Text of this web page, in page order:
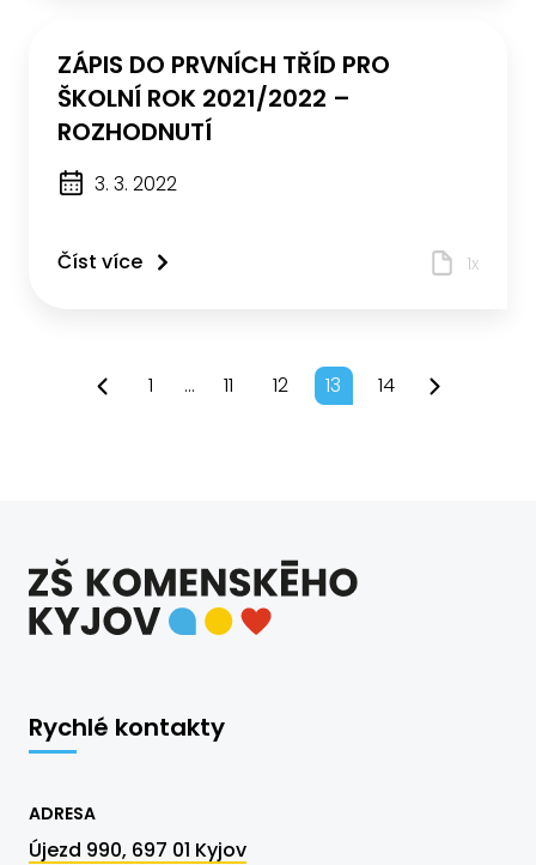
ZÁPIS DO PRVNÍCH TŘÍD PRO
ŠKOLNÍ ROK 2021/2022 –
ROZHODNUTÍ
3. 3. 2022
Číst více 1x
1 ... 11 12 13 14
Rychlé kontakty
ADRESA
Újezd 990, 697 01 Kyjov